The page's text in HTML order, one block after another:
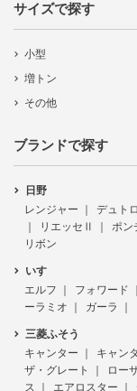
サイズで探す
小型
増トン
その他
ブランドで探す
日野
レンジャー
デュトロ
リエッセⅡ
ポン
リボン
いすゞ
エルフ
フォワード
ーラミオ
ガーラ
三菱ふそう
キャンター
キャン
ザ・グレート
ロー
ス
エアロスター